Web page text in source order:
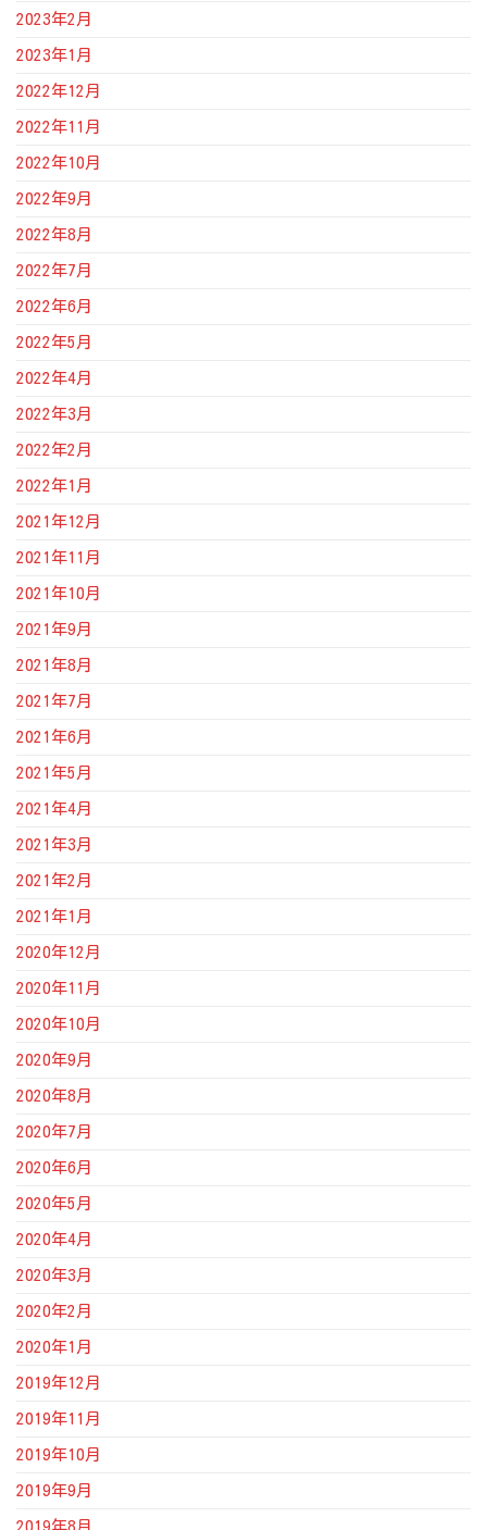
2023年2月
2023年1月
2022年12月
2022年11月
2022年10月
2022年9月
2022年8月
2022年7月
2022年6月
2022年5月
2022年4月
2022年3月
2022年2月
2022年1月
2021年12月
2021年11月
2021年10月
2021年9月
2021年8月
2021年7月
2021年6月
2021年5月
2021年4月
2021年3月
2021年2月
2021年1月
2020年12月
2020年11月
2020年10月
2020年9月
2020年8月
2020年7月
2020年6月
2020年5月
2020年4月
2020年3月
2020年2月
2020年1月
2019年12月
2019年11月
2019年10月
2019年9月
2019年8月